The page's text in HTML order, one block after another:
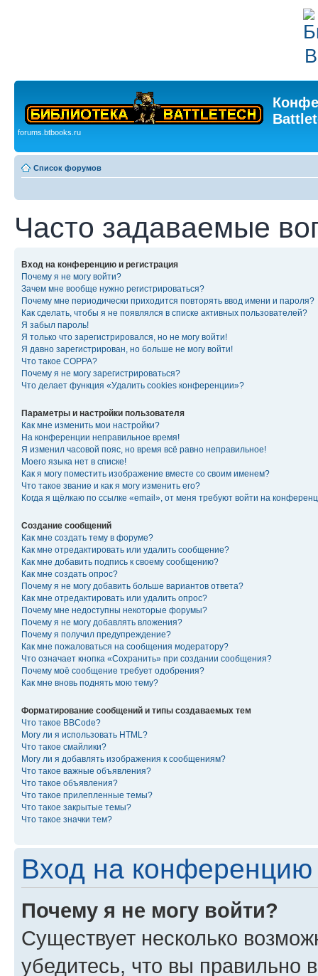
forums.btbooks.ru
Список форумов
Часто задаваемые
Вход на конференцию и регистрация
Почему я не могу войти?
Зачем мне вообще нужно регистрироваться?
Почему мне периодически приходится повторять ввод имени и пароля?
Как сделать, чтобы я не появлялся в списке активных пользователей?
Я забыл пароль!
Я только что зарегистрировался, но не могу войти!
Я давно зарегистрирован, но больше не могу войти!
Что такое COPPA?
Почему я не могу зарегистрироваться?
Что делает функция «Удалить cookies конференции»?
Параметры и настройки пользователя
Как мне изменить мои настройки?
На конференции неправильное время!
Я изменил часовой пояс, но время всё равно неправильное!
Моего языка нет в списке!
Как я могу поместить изображение вместе со своим именем?
Что такое звание и как я могу изменить его?
Когда я щёлкаю по ссылке «email», от меня требуют войти на
Создание сообщений
Как мне создать тему в форуме?
Как мне отредактировать или удалить сообщение?
Как мне добавить подпись к своему сообщению?
Как мне создать опрос?
Почему я не могу добавить больше вариантов ответа?
Как мне отредактировать или удалить опрос?
Почему мне недоступны некоторые форумы?
Почему я не могу добавлять вложения?
Почему я получил предупреждение?
Как мне пожаловаться на сообщения модератору?
Что означает кнопка «Сохранить» при создании сообщения?
Почему моё сообщение требует одобрения?
Как мне вновь поднять мою тему?
Форматирование сообщений и типы создаваемых тем
Что такое BBCode?
Могу ли я использовать HTML?
Что такое смайлики?
Могу ли я добавлять изображения к сообщениям?
Что такое важные объявления?
Что такое объявления?
Что такое прилепленные темы?
Что такое закрытые темы?
Что такое значки тем?
Вход на конференцию
Почему я не могу войти?
Существует несколько
убедитесь, что вы правильно